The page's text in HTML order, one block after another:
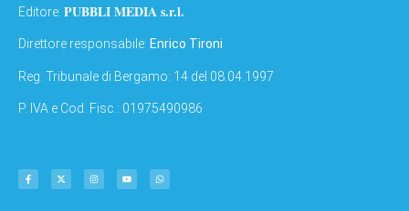
Editore: PUBBLI MEDIA s.r.l.
Direttore responsabile: Enrico Tironi
Reg: Tribunale di Bergamo: 14 del 08.04.1997
P. IVA e Cod. Fisc.: 01975490986